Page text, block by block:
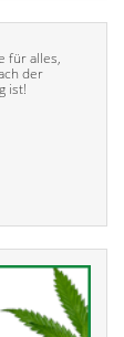
für alles,
der
ist!